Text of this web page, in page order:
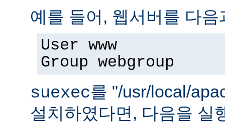
예를 들어, 웹서버를 다
User www
Group webgroup
suexec를 "/usr/local/
설치하였다면, 다음을 실